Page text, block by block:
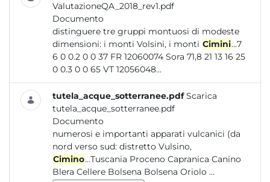
ValutazioneQA_2018_rev1.pdf
Documento
distinguere tre gruppi montuosi di modeste
dimensioni: i monti Volsini, i monti Cimini...7
6 0 0.2 0 0 37 FR 12060074 Sora 71,8 21 13 16 25
0 0.3 0 0 65 VT 12056048...
tutela_acque_sotterranee.pdf Scarica
tutela_acque_sotterranee.pdf
Documento
numerosi e importanti apparati vulcanici (da
nord verso sud: distretto Vulsino,
Cimino...Tuscania Proceno Capranica Canino
Blera Cellere Bolsena Bolsena Oriolo ...